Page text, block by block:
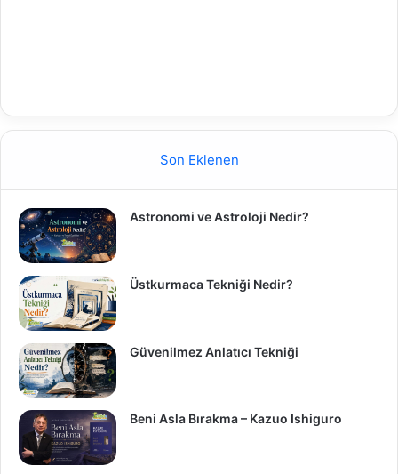
Son Eklenen
Astronomi ve Astroloji Nedir?
Üstkurmaca Tekniği Nedir?
Güvenilmez Anlatıcı Tekniği
Beni Asla Bırakma – Kazuo Ishiguro